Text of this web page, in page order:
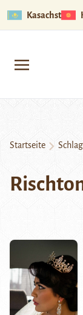
Kasachstan
Startseite